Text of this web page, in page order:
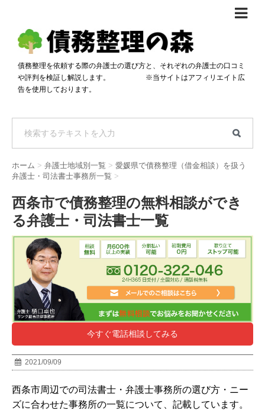
債務整理体験談
おすすめ
料金比較
自己破産・個人再生料金比較
過払い金料金比較
専門家の選び方
料金で選ぶ
分割・後払い可で選ぶ
着手金無料で選ぶ
女性専門で選ぶ
24時間年中無休で選ぶ
法律事務所の方へ
匿名借金相談
債務整理を依頼する際の弁護士の選び方と、それぞれの弁護士の口コミ
や評判を検証し解説します。 ※当サイトはアフィリエイト広
告を使用しております。
ホーム > 弁護士地域別一覧 > 愛媛県で債務整理（借金相談）を扱う
弁護士・司法書士事務所一覧 >
西条市で債務整理の無料相談ができ
る弁護士・司法書士一覧
今すぐ電話相談してみる
2021/09/09
西条市周辺での司法書士・弁護士事務所の選び方・ニー
ズに合わせた事務所の一覧について、記載しています。